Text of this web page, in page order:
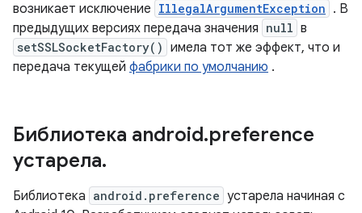
возникает исключение IllegalArgumentException . В
предыдущих версиях передача значения null в
setSSLSocketFactory() имела тот же эффект, что и
передача текущей фабрики по умолчанию .
Библиотека android.preference
устарела.
Библиотека android.preference устарела начиная с